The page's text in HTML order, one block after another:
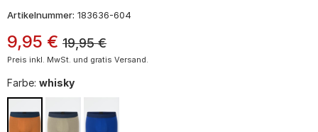
Artikelnummer: 183636-604
9,95 € 19,95€
Preis inkl. MwSt. und gratis Versand.
Farbe: whisky